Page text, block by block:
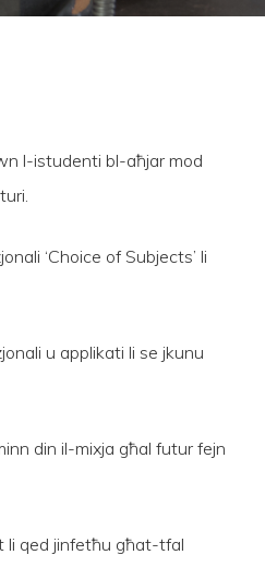
l-istudenti bl-aħjar mod
‘Choice of Subjects’ li
u applikati li se jkunu
din il-mixja għal futur fejn
li qed jinfetħu għat-tfal